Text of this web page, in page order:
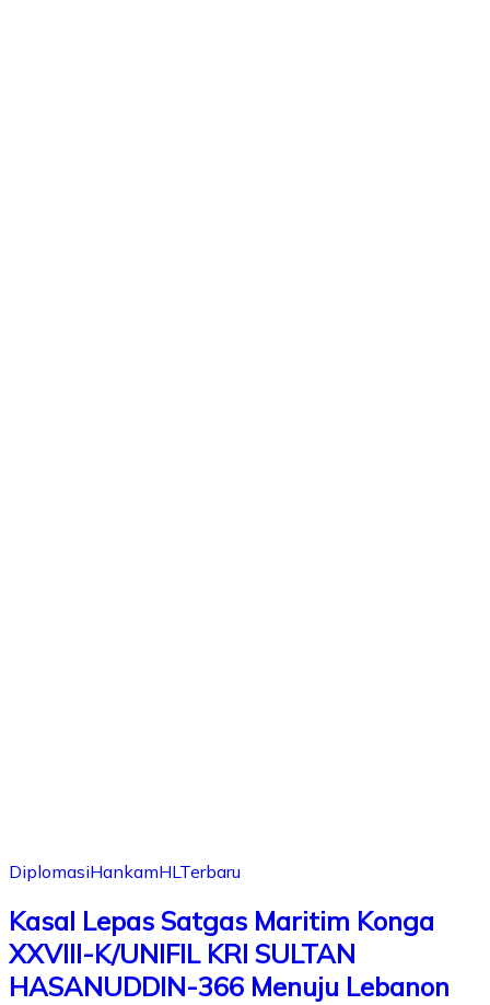
DiplomasiHankamHLTerbaru
Kasal Lepas Satgas Maritim Konga
XXVIII-K/UNIFIL KRI SULTAN
HASANUDDIN-366 Menuju Lebanon